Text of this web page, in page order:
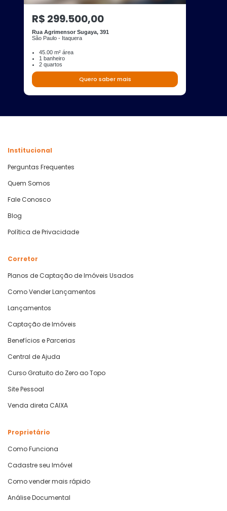
R$ 299.500,00
Rua Agrimensor Sugaya, 391
São Paulo - Itaquera
45.00 m² área
1 banheiro
2 quartos
Quero saber mais
Institucional
Perguntas Frequentes
Quem Somos
Fale Conosco
Blog
Política de Privacidade
Corretor
Planos de Captação de Imóveis Usados
Como Vender Lançamentos
Lançamentos
Captação de Imóveis
Benefícios e Parcerias
Central de Ajuda
Curso Gratuito do Zero ao Topo
Site Pessoal
Venda direta CAIXA
Proprietário
Como Funciona
Cadastre seu Imóvel
Como vender mais rápido
Análise Documental